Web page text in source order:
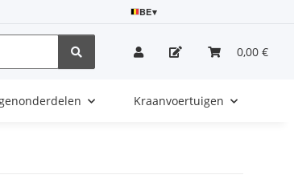
BE▾
0,00 €
Kraanvoertuigen